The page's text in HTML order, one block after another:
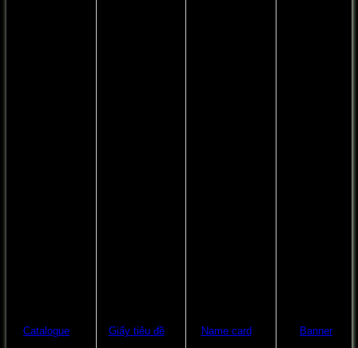
Catalogue Giấy tiêu đề Name card Banner